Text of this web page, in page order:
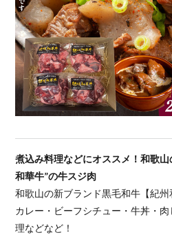
煮込み料理などにオススメ！和歌
和華牛”の牛スジ肉
和歌山の新ブランド黒毛和牛【紀州
カレー・ビーフシチュー・牛丼・
理などなど！